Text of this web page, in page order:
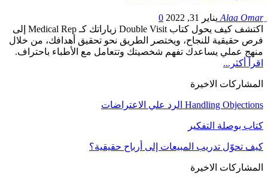
يناير 31, 2022
0
اكتشف كيف يحول كتاب Double Visit زياراتك كـ Medical Rep إلى
فرص حقيقية للنجاح، ويختصر الطريق نحو تحقيق أهدافك، من خلال
منهج عملي يساعدك تفهم شخصيتك وتتعامل مع الأطباء باحتراف.
اقرأ أكثر...
المشاركات الاخيرة
Handling Objections الرد علي الاعتراضات
كتاب بوصلة التفكير
كيف تحوّل تدريب المبيعات إلى أرباح حقيقية؟
المشاركات الاخيرة